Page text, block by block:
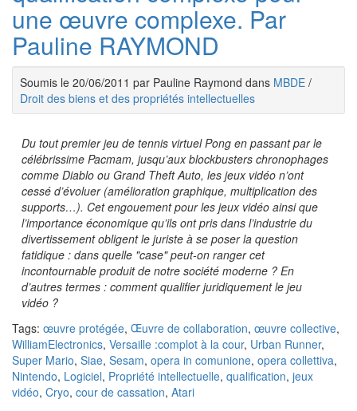
une œuvre complexe. Par
Pauline RAYMOND
Soumis le 20/06/2011 par Pauline Raymond dans MBDE /
Droit des biens et des propriétés intellectuelles
Du tout premier jeu de tennis virtuel Pong en passant par le
célébrissime Pacmam, jusqu’aux blockbusters chronophages
comme Diablo ou Grand Theft Auto, les jeux vidéo n’ont
cessé d’évoluer (amélioration graphique, multiplication des
supports…). Cet engouement pour les jeux vidéo ainsi que
l’importance économique qu’ils ont pris dans l’industrie du
divertissement obligent le juriste à se poser la question
fatidique : dans quelle "case" peut-on ranger cet
incontournable produit de notre société moderne ? En
d’autres termes : comment qualifier juridiquement le jeu
vidéo ?
Tags: œuvre protégée, Œuvre de collaboration, œuvre collective,
WilliamElectronics, Versaille :complot à la cour, Urban Runner,
Super Mario, Siae, Sesam, opera in comunione, opera collettiva,
Nintendo, Logiciel, Propriété intellectuelle, qualification, jeux
vidéo, Cryo, cour de cassation, Atari